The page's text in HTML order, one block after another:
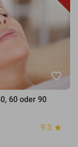
favorite_border
60 oder 90
9.3 star